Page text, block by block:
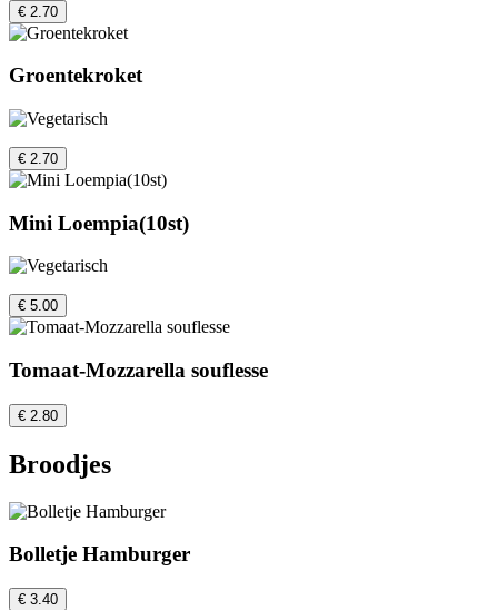
€ 2.70
Groentekroket
€ 2.70
Mini Loempia(10st)
€ 5.00
Tomaat-Mozzarella souflesse
€ 2.80
Broodjes
Bolletje Hamburger
€ 3.40